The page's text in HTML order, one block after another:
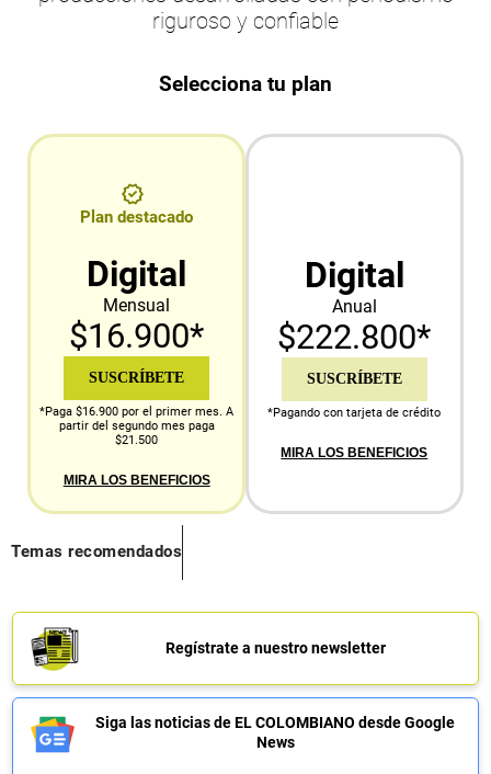
riguroso y confiable
Selecciona tu plan
Plan destacado
Digital
Mensual
$16.900*
SUSCRÍBETE
*Paga $16.900 por el primer mes. A
partir del segundo mes paga
$21.500
MIRA LOS BENEFICIOS
Digital
Anual
$222.800*
SUSCRÍBETE
*Pagando con tarjeta de crédito
MIRA LOS BENEFICIOS
Temas recomendados
Regístrate a nuestro newsletter
Siga las noticias de EL COLOMBIANO desde Google
News